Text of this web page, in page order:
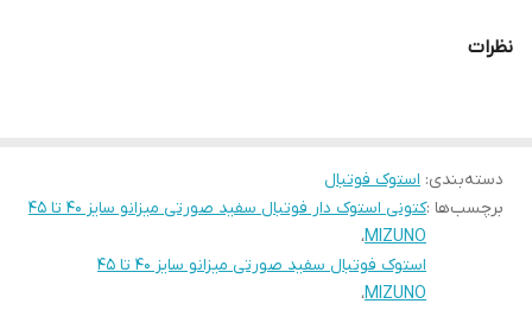
نظرات
دسته‌بندی: استوک فوتبال
برچسب‌ها :
کتونی استوک دار فوتبال سفید صورتی میزانو سایز 40 تا 45
MIZUNO،
استوک فوتبال سفید صورتی میزانو سایز 40 تا 45
MIZUNO،